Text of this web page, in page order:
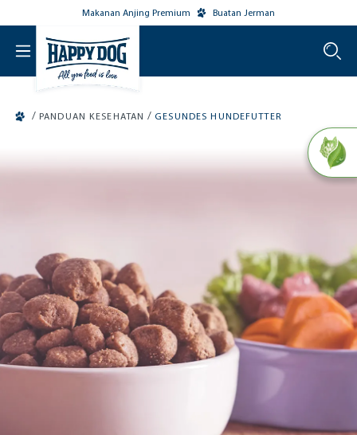
Makanan Anjing Premium Buatan Jerman
/ PANDUAN KESEHATAN / GESUNDES HUNDEFUTTER